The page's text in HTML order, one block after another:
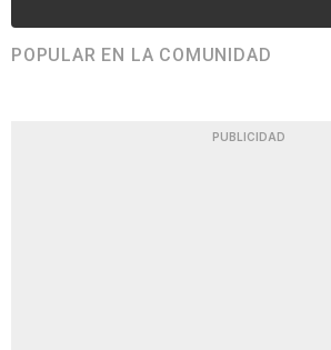
POPULAR EN LA COMUNIDAD
PUBLICIDAD